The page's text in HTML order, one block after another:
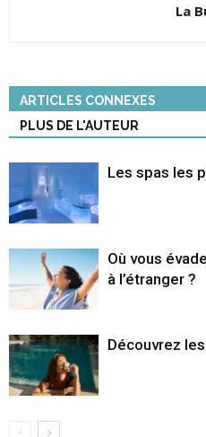
La
ARTICLES CONNEXES
PLUS DE L'AUTEUR
Les spas les
Où vous
à l’étranger ?
Découvrez